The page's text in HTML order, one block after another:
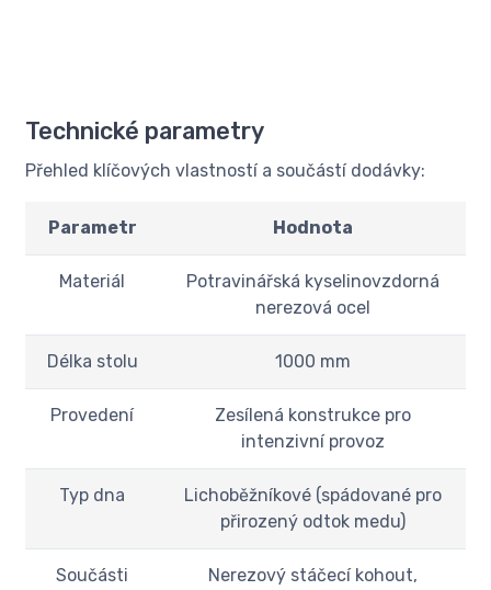
Technické parametry
Přehled klíčových vlastností a součástí dodávky:
Parametr Hodnota
Materiál
Potravinářská kyselinovzdorná
nerezová ocel
Délka stolu 1000 mm
Provedení
Zesílená konstrukce pro
intenzivní provoz
Typ dna
Lichoběžníkové (spádované pro
přirozený odtok medu)
Součásti
Nerezový stáčecí kohout,